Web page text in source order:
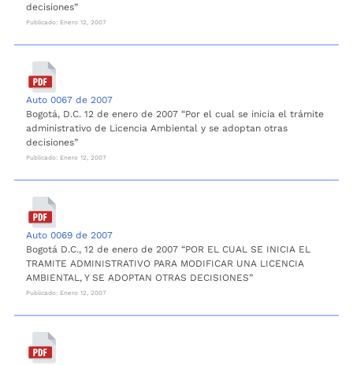
decisiones”
Publicado: Enero 12, 2007
Auto 0067 de 2007
Bogotá, D.C. 12 de enero de 2007 “Por el cual se inicia el trámite
administrativo de Licencia Ambiental y se adoptan otras
decisiones”
Publicado: Enero 12, 2007
Auto 0069 de 2007
Bogotá D.C., 12 de enero de 2007 “POR EL CUAL SE INICIA EL
TRAMITE ADMINISTRATIVO PARA MODIFICAR UNA LICENCIA
AMBIENTAL, Y SE ADOPTAN OTRAS DECISIONES”
Publicado: Enero 12, 2007